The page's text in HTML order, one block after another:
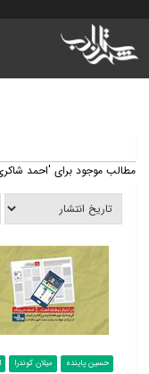
مطالب موجود برای 'احمد
حسین پاینده
میلان کوندرا